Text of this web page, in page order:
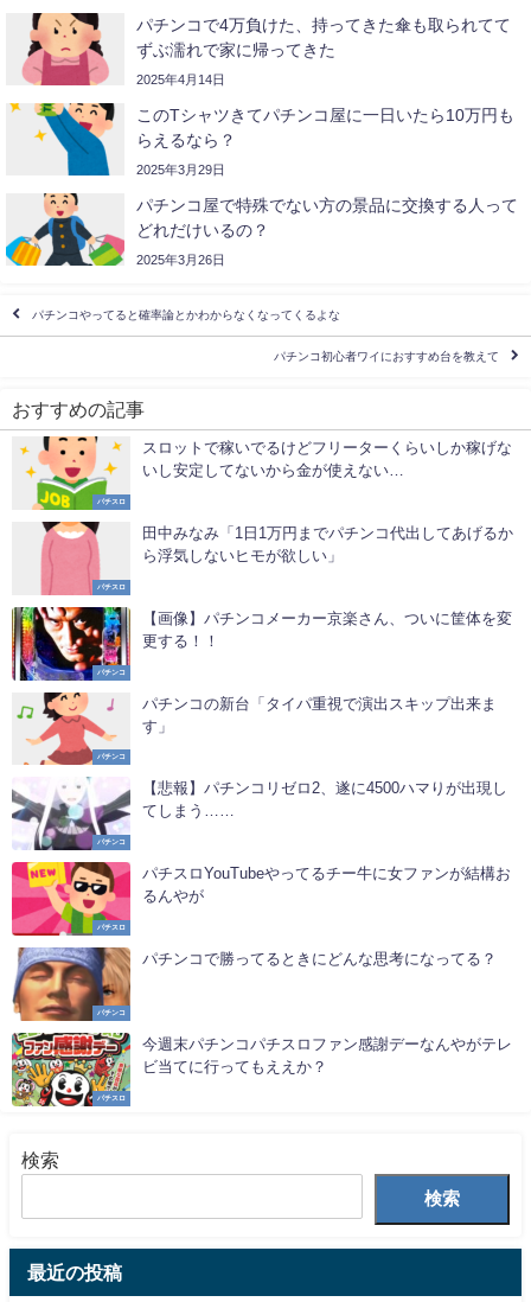
パチンコで4万負けた、持ってきた傘も取られてて
ずぶ濡れで家に帰ってきた
2025年4月14日
このTシャツきてパチンコ屋に一日いたら10万円も
らえるなら？
2025年3月29日
パチンコ屋で特殊でない方の景品に交換する人って
どれだけいるの？
2025年3月26日
パチンコやってると確率論とかわからなくなってくるよな
パチンコ初心者ワイにおすすめ台を教えて
おすすめの記事
パチスロ
スロットで稼いでるけどフリーターくらいしか稼げな
いし安定してないから金が使えない…
パチスロ
田中みなみ「1日1万円までパチンコ代出してあげるか
ら浮気しないヒモが欲しい」
パチンコ
【画像】パチンコメーカー京楽さん、ついに筐体を変
更する！！
パチンコ
パチンコの新台「タイパ重視で演出スキップ出来ま
す」
パチンコ
【悲報】パチンコリゼロ2、遂に4500ハマりが出現し
てしまう……
パチスロ
パチスロYouTubeやってるチー牛に女ファンが結構お
るんやが
パチンコ
パチンコで勝ってるときにどんな思考になってる？
パチスロ
今週末パチンコパチスロファン感謝デーなんやがテレ
ビ当てに行ってもええか？
検索
検索
最近の投稿